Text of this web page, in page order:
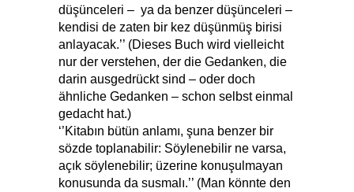
düşünceleri – ya da benzer düşünceleri –
kendisi de zaten bir kez düşünmüş birisi
anlayacak.’’ (Dieses Buch wird vielleicht
nur der verstehen, der die Gedanken, die
darin ausgedrückt sind – oder doch
ähnliche Gedanken – schon selbst einmal
gedacht hat.)
‘’Kitabın bütün anlamı, şuna benzer bir
sözde toplanabilir: Söylenebilir ne varsa,
açık söylenebilir; üzerine konuşulmayan
konusunda da susmalı.’’ (Man könnte den